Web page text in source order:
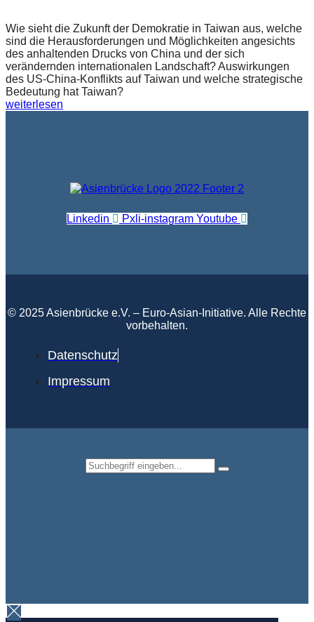
Wie sieht die Zukunft der Demokratie in Taiwan aus, welche
sind die Herausforderungen und Möglichkeiten angesichts
des anhaltenden Drucks von China und der sich
verändernden internationalen Landschaft? Auswirkungen
des US-China-Konflikts auf Taiwan und welche strategische
Bedeutung hat Taiwan?
weiterlesen
Linkedin Pxli-instagram Youtube
© 2025 Asienbrücke e.V. – Euro-Asian-Initiative. Alle Rechte
vorbehalten.
Datenschutz
Impressum